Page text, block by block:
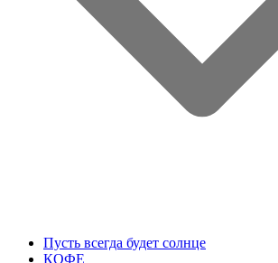
Пусть всегда будет солнце
КОФЕ